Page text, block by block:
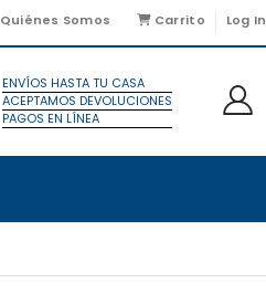
Quiénes Somos Carrito Log In
ENVÍOS HASTA TU CASA
ACEPTAMOS DEVOLUCIONES
PAGOS EN LÍNEA